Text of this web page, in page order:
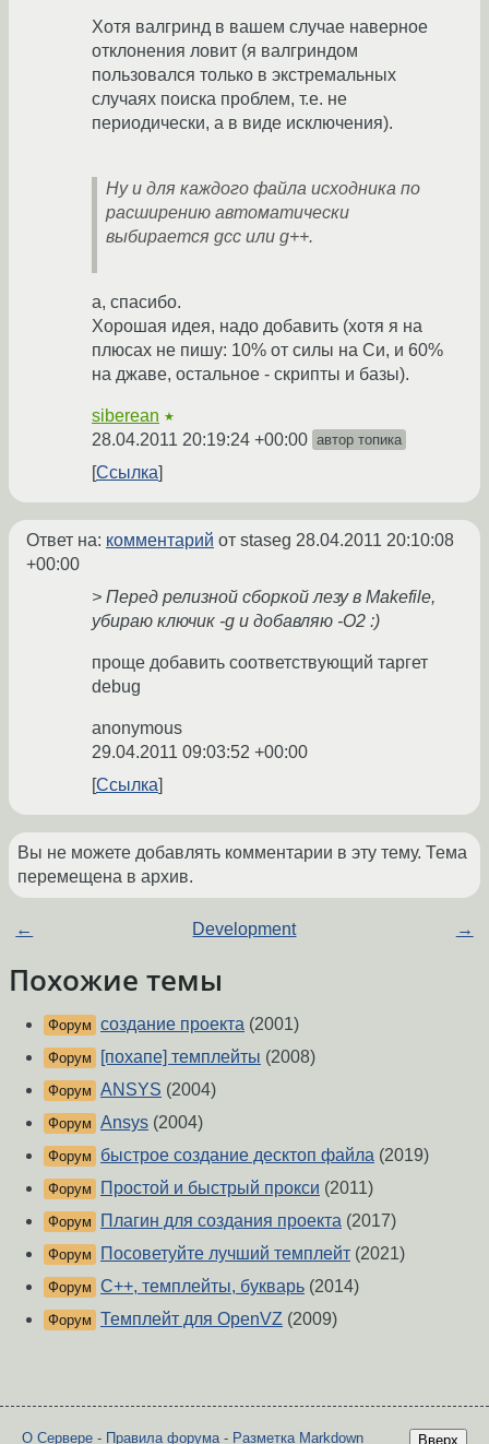
Хотя валгринд в вашем случае наверное
отклонения ловит (я валгриндом
пользовался только в экстремальных
случаях поиска проблем, т.е. не
периодически, а в виде исключения).
Ну и для каждого файла исходника по
расширению автоматически
выбирается gcc или g++.
а, спасибо.
Хорошая идея, надо добавить (хотя я на
плюсах не пишу: 10% от силы на Си, и 60%
на джаве, остальное - скрипты и базы).
siberean ★
28.04.2011 20:19:24 +00:00 автор топика
Ссылка
Ответ на: комментарий от staseg 28.04.2011 20:10:08
+00:00
> Перед релизной сборкой лезу в Makefile,
убираю ключик -g и добавляю -O2 :)
проще добавить соответствующий таргет
debug
anonymous
29.04.2011 09:03:52 +00:00
Ссылка
Вы не можете добавлять комментарии в эту тему. Тема
перемещена в архив.
← Development →
Похожие темы
Форум создание проекта (2001)
Форум [похапе] темплейты (2008)
Форум ANSYS (2004)
Форум Ansys (2004)
Форум быстрое создание десктоп файла (2019)
Форум Простой и быстрый прокси (2011)
Форум Плагин для создания проекта (2017)
Форум Посоветуйте лучший темплейт (2021)
Форум C++, темплейты, букварь (2014)
Форум Темплейт для OpenVZ (2009)
Вверх
О Сервере - Правила форума- Разметка Markdown